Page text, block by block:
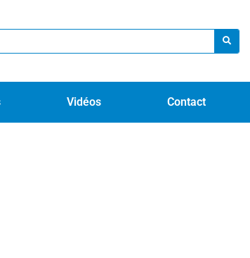
Vidéos Contact